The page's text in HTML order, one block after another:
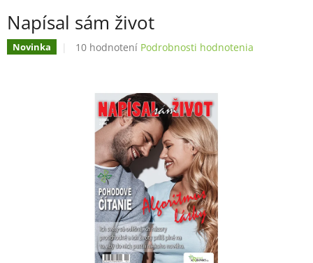
Napísal sám život
Novinka
Priemerné
hviezdičiek.
10 hodnotení Podrobnosti hodnotenia